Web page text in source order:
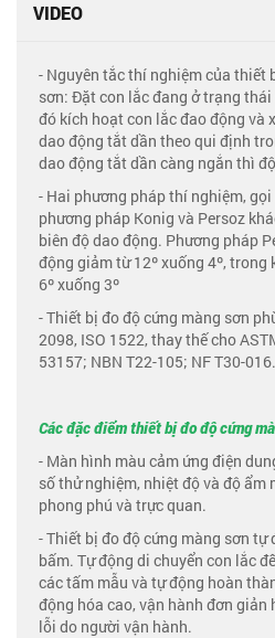
VIDEO
- Nguyên tắc thí nghiệm của thiết
sơn: Đặt con lắc đang ở trạng
đó kích hoạt con lắc đao động và
dao động tắt dần theo qui định
dao động tắt dần càng ngắn thì
- Hai phương pháp thí nghiệm,
phương pháp Konig và Persoz
biên độ dao động. Phương pháp
động giảm từ 12º xuống 4º,
6º xuống 3º
- Thiết bị đo độ cứng màng sơn
2098, ISO 1522, thay thế cho
53157; NBN T22-105; NF T30-016.
Các đặc điểm thiết bị đo độ cứng
- Màn hình màu cảm ứng điện
số thử nghiệm, nhiệt độ và độ ẩm
phong phú và trực quan.
- Thiết bị đo độ cứng màng sơn
bấm. Tự động di chuyển con lắc
các tấm mẫu và tự động hoàn
động hóa cao, vận hành đơn
lỗi do người vận hành.